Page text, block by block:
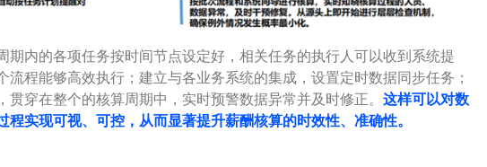
期内的各项任务按时间节点设定好，相关任务的执行人可以收到系统提
流程能够高效执行；建立与各业务系统的集成，设置定时数据同步任务；
穿在整个的核算周期中，实时预警数据异常并及时修正。 这样可以对数
实现可视、可控，从而显著提升薪酬核算的时效性、准确性。